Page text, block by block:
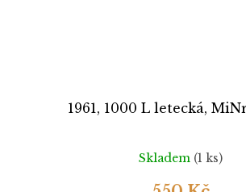
1961, 1000 L letecká,
Skladem (1 ks)